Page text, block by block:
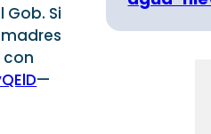
Gob. Si
con
—